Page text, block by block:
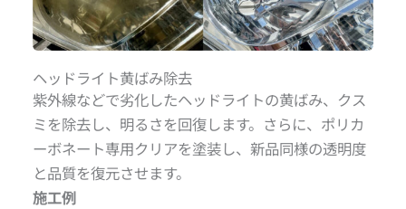
ヘッドライト黄ばみ除去
紫外線などで劣化したヘッドライトの黄ばみ、クス
ミを除去し、明るさを回復します。さらに、ポリカ
ーボネート専用クリアを塗装し、新品同様の透明度
と品質を復元させます。
施工例